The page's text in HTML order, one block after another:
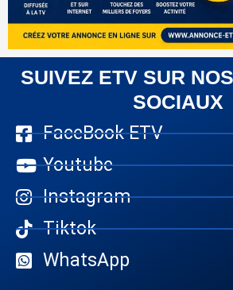
SUIVEZ ETV SUR
SOCIAUX
FaceBook ETV
Youtube
Instagram
Tiktok
WhatsApp